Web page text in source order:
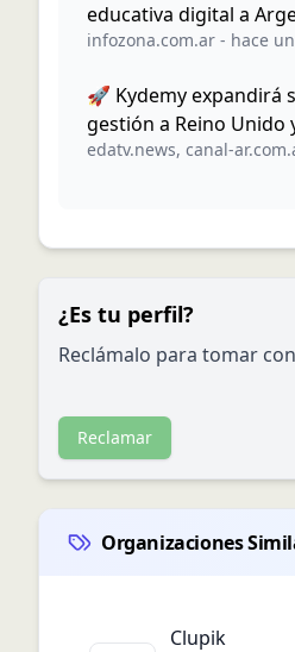
educativa digital a
infozona.com.ar - hace
🚀 Kydemy expandirá
gestión a Reino Unido
edatv.news, canal-
¿Es tu perfil?
Reclámalo para tomar
Reclamar
Organizaciones
Clupik